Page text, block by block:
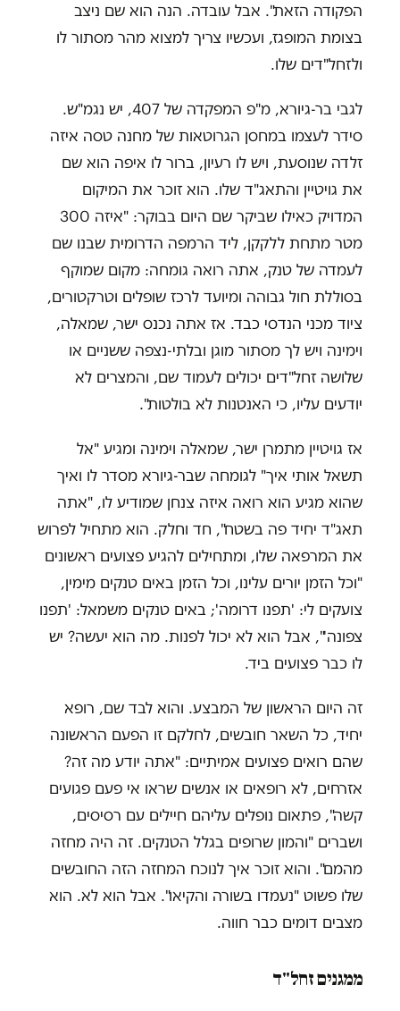
הפקודה הזאת". אבל עובדה. הנה הוא שם ניצב
בצומת המופגז, ועכשיו צריך למצוא מהר מסתור לו
ולזחל"דים שלו.
לגבי בר-גיורא, מ"פ המפקדה של 407, יש נגמ"ש.
סידר לעצמו במחסן הגרוטאות של מחנה טסה איזה
זלדה שנוסעת, ויש לו רעיון, ברור לו איפה הוא שם
את גויטיין והתאג"ד שלו. הוא זוכר את המיקום
המדויק כאילו שביקר שם היום בבוקר: "איזה 300
מטר מתחת ללקקן, ליד הרמפה הדרומית שבנו שם
לעמדה של טנק, אתה רואה גומחה: מקום שמוקף
בסוללת חול גבוהה ומיועד לרכז שופלים וטרקטורים,
ציוד מכני הנדסי כבד. אז אתה נכנס ישר, שמאלה,
וימינה ויש לך מסתור מוגן ובלתי-נצפה ששניים או
שלושה זחל"דים יכולים לעמוד שם, והמצרים לא
יודעים עליו, כי האנטנות לא בולטות".
אז גויטיין מתמרן ישר, שמאלה וימינה ומגיע "אל
תשאל אותי איך" לגומחה שבר-גיורא מסדר לו ואיך
שהוא מגיע הוא רואה איזה צנחן שמודיע לו, "אתה
תאג"ד יחיד פה בשטח", חד וחלק. הוא מתחיל לפרוש
את המרפאה שלו, ומתחילים להגיע פצועים ראשונים
"וכל הזמן יורים עלינו, וכל הזמן באים טנקים מימין,
צועקים לי: 'תפנו דרומה'; באים טנקים משמאל: 'תפנו
צפונה'", אבל הוא לא יכול לפנות. מה הוא יעשה? יש
לו כבר פצועים ביד.
זה היום הראשון של המבצע. והוא לבד שם, רופא
יחיד, כל השאר חובשים, לחלקם זו הפעם הראשונה
שהם רואים פצועים אמיתיים: "אתה יודע מה זה?
אזרחים, לא רופאים או אנשים שראו אי פעם פגועים
קשה", פתאום נופלים עליהם חיילים עם רסיסים,
ושברים "והמון שרופים בגלל הטנקים. זה היה מחזה
מהמם". והוא זוכר איך לנוכח המחזה הזה החובשים
שלו פשוט "נעמדו בשורה והקיאו". אבל הוא לא. הוא
מצבים דומים כבר חווה.
ממגנים זחל"ד